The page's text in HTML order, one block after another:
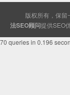
版权所有，保留
法SEO顾问提供SEO
70 queries in 0.196